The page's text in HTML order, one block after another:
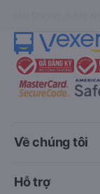
Về chúng tôi
Hỗ trợ